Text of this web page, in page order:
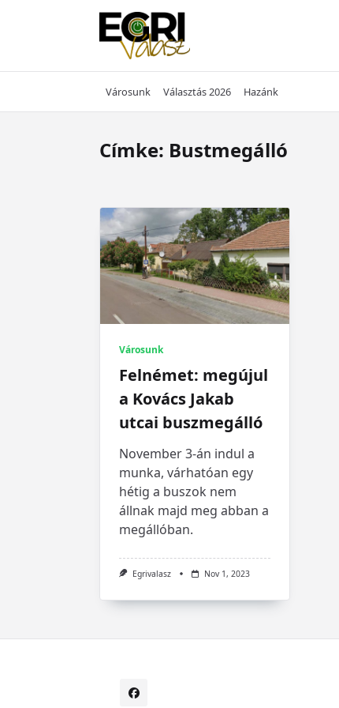
Városunk Választás 2026 Hazánk
Címke: Bustmegálló
Városunk
Felnémet: megújul
a Kovács Jakab
utcai buszmegálló
November 3-án indul a
munka, várhatóan egy
hétig a buszok nem
állnak majd meg abban a
megállóban.
Egrivalasz Nov 1, 2023